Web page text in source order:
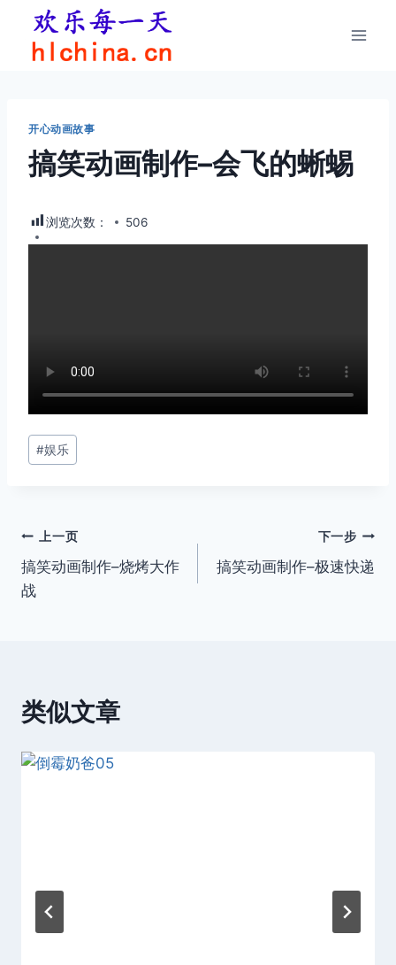
开心动画故事
搞笑动画制作–会飞的蜥蜴
浏览次数： 506
文
章
#娱乐
文
章
上一页
搞笑动画制作–烧烤大作
战
下一步
搞笑动画制作–极速快递
类似文章